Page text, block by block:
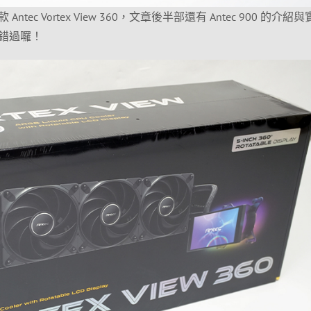
Antec Vortex View 360，文章後半部還有 Antec 900 的介紹與
過囉！